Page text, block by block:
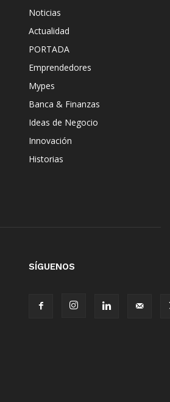
Noticias
Actualidad
PORTADA
Emprendedores
Mypes
Banca & Finanzas
Ideas de Negocio
Innovación
Historias
SÍGUENOS